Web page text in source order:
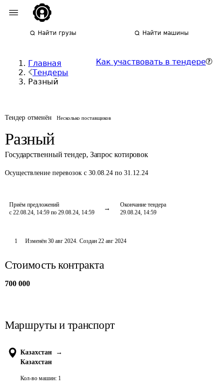
Найти грузы Найти машины
Главная
Тендеры
Разный
Как участвовать в тендере
Тендер отменён Несколько поставщиков
Разный
Государственный тендер, Запрос котировок
Осуществление перевозок с 30.08.24 по 31.12.24
Приём предложений
с 22.08.24, 14:59 по 29.08.24, 14:59
Окончание тендера
29.08.24, 14:59
1 Изменён 30 авг 2024. Создан 22 авг 2024
Стоимость контракта
700 000
Маршруты и транспорт
Казахстан
→
Казахстан
Кол-во машин: 1